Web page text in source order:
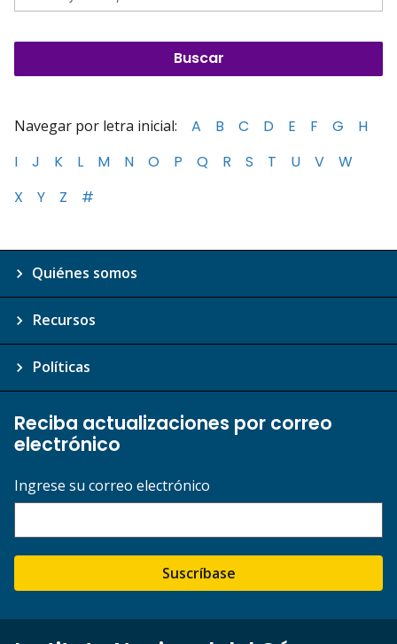
Navegar por letra inicial: A B C D E F G
H
I
J K L M N O P Q R S T U V
W
X
Y Z #
Quiénes somos
Recursos
Políticas
Reciba actualizaciones por correo
electrónico
Ingrese su correo electrónico
Suscríbase